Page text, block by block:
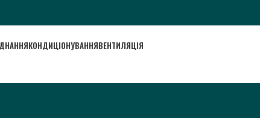
КОНДИЦІОНУВАННЯВЕНТИЛЯЦІЯ